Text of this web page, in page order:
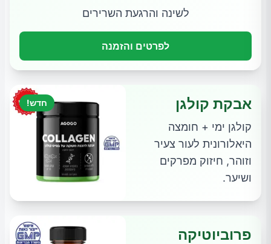
לשינה והרגעת השרירים
לפרטים והזמנה
חדש! אבקת קולגן
קולגן ימי + חומצה
היאלורונית לעור צעיר
וזוהר, חיזוק מפרקים
ושיער.
פרוביוטיקה